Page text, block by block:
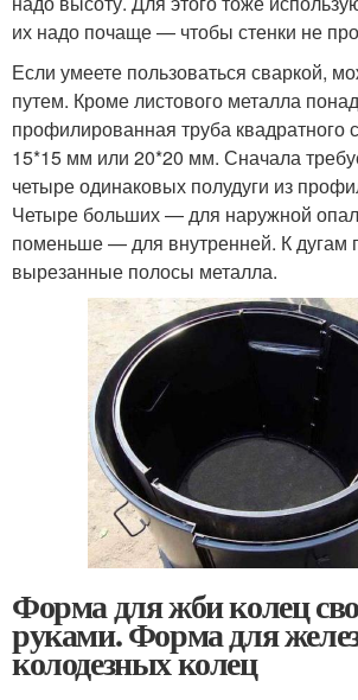
их надо почаще — чтобы стенки не
Если умеете пользоваться сваркой,
путем. Кроме листового металла
профилированная труба квадратного
15*15 мм или 20*20 мм. Сначала
четыре одинаковых полудуги из
Четыре больших — для наружной
поменьше — для внутренней. К дугам
вырезанные полосы металла.
Форма для жби колец
руками. Форма для
колодезных колец